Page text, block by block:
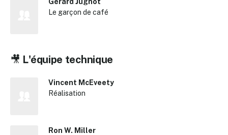
Le garçon de café
🎥 L'équipe technique
Vincent McEveety
Réalisation
Ron W. Miller